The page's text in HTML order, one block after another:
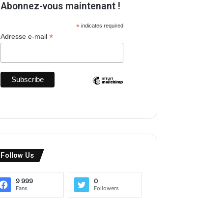
Abonnez-vous maintenant !
*indicates required
Adresse e-mail*
Follow Us
9 999
Fans
0
Followers